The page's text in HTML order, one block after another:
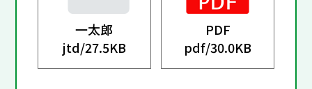
一太郎
jtd/27.5KB
PDF
pdf/30.0KB